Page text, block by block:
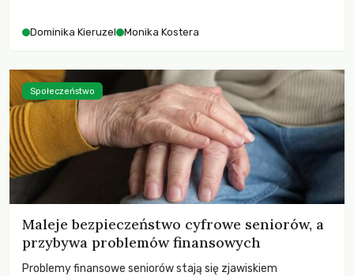
Dominika Kieruzel Monika Kostera
Maleje bezpieczeństwo cyfrowe seniorów, a
przybywa problemów finansowych
Problemy finansowe seniorów stają się zjawiskiem
Społeczeństwo